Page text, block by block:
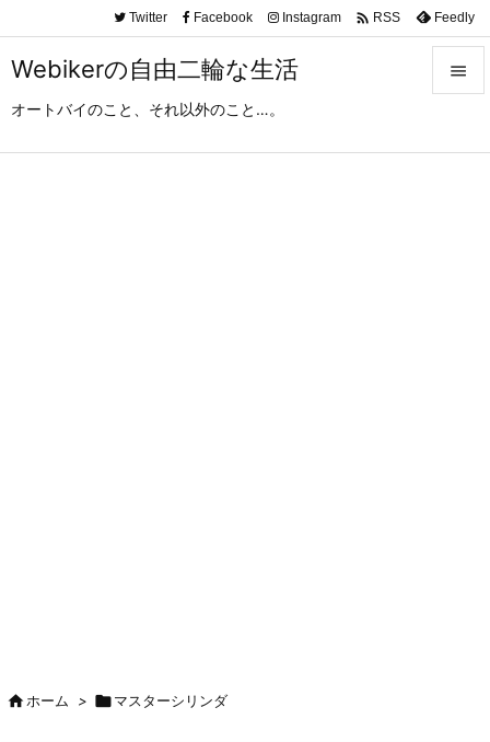
Webikerの自由二輪な生活
オートバイのこと、それ以外のこと…。

Twitter Facebook Instagram  RSS Feedly
ホーム > マスターシリンダ